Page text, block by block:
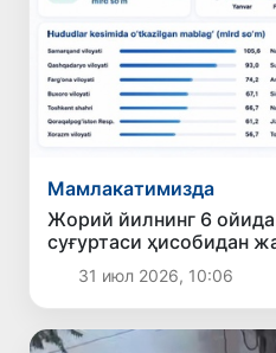
Мамлакатимизда
Жорий йилнинг 6
суғуртаси ҳисобидан
126 нафар бемор
31 июл 2026, 10:06